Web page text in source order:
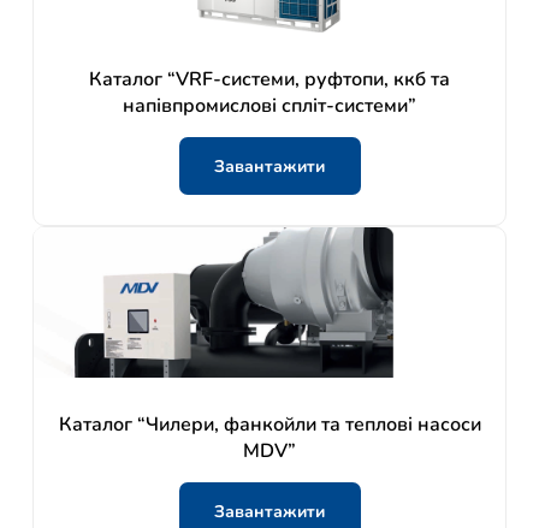
Каталог “VRF-системи, руфтопи, ккб та
напівпромислові спліт-системи”
Завантажити
Каталог “Чилери, фанкойли та теплові насоси
MDV”
Завантажити